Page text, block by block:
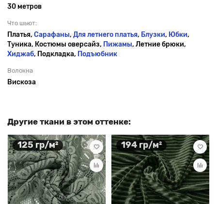
30 метров
Что шьют:
Платья, Сарафаны, Для летнего платья, Блузки, Юбки,
Туника, Костюмы оверсайз, Пижамы, Летние брюки,
Хиджаб, Подкладка, Подъюбник
Волокна
Вискоза
Другие ткани в этом оттенке:
125 гр/м² 194 гр/м²